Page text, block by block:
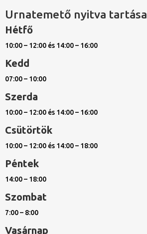
Urnatemető nyitva tartása
Hétfő
10:00 – 12:00 és 14:00 – 16:00
Kedd
07:00 – 10:00
Szerda
10:00 – 12:00 és 14:00 – 16:00
Csütörtök
10:00 – 12:00 és 14:00 – 18:00
Péntek
14:00 – 18:00
Szombat
7:00 – 8:00
Vasárnap